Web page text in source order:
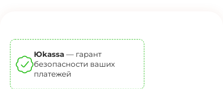
Юkassa — гарант
безопасности ваших
платежей